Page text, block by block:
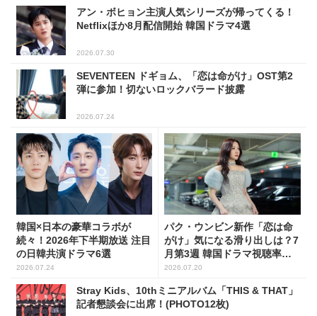
アン・ボヒョン主演人気シリーズが帰ってくる！
Netflixほか8月配信開始 韓国ドラマ4選
2026.07.30
SEVENTEEN ドギョム、「恋は命がけ」OST第2
弾に参加！切ないロックバラード披露
2026.07.24
韓国×日本の豪華コラボが
続々！2026年下半期放送 注目
の日韓共演ドラマ6選
2026.07.24
パク・ウンビン新作「恋は命
がけ」気になる滑り出しは？7
月第3週 韓国ドラマ視聴率ラ
ンキング
2026.07.20
Stray Kids、10thミニアルバム「THIS & THAT」
記者懇談会に出席！(PHOTO12枚)